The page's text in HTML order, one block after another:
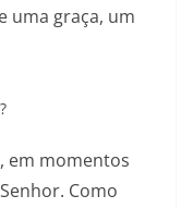
uma graça, um
em momentos
Como